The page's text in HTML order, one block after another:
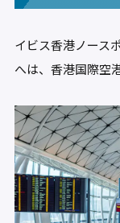
イビス香港ノース
へは、香港国際空